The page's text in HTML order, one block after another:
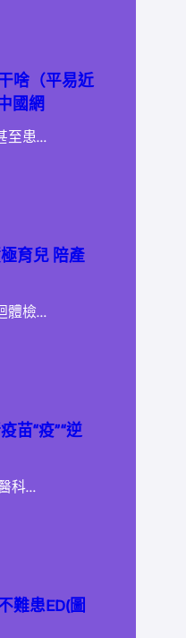
啥（平易近
國網
至患…
育兒 陪產
體檢…
苗“疫”“逆
科…
難患ED(圖